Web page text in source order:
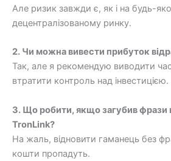
Але ризик завжди є, як і на будь-
децентралізованому ринку.
2. Чи можна вивести прибуток
Так, але я рекомендую виводити
втратити контроль над інвестицією.
3. Що робити, якщо загубив фрази
TronLink?
На жаль, відновити гаманець без
кошти пропадуть.